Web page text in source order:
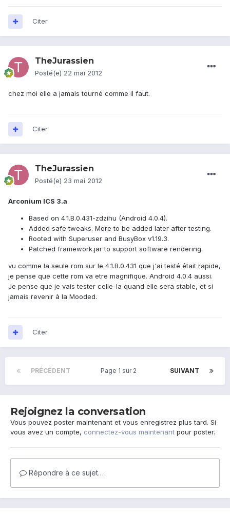
Citer
TheJurassien
Posté(e) 22 mai 2012
chez moi elle a jamais tourné comme il faut.
Citer
TheJurassien
Posté(e) 23 mai 2012
Arconium ICS 3.a
Based on 4.1.B.0.431-zdzihu (Android 4.0.4).
Added safe tweaks. More to be added later after testing.
Rooted with Superuser and BusyBox v1.19.3.
Patched framework.jar to support software rendering.
vu comme la seule rom sur le 4.1.B.0.431 que j'ai testé était rapide,
je pense que cette rom va etre magnifique. Android 4.0.4 aussi.
Je pense que je vais tester celle-la quand elle sera stable, et si
jamais revenir à la Mooded.
Citer
PRÉCÉDENT SUIVANT
Page 1 sur 2
Rejoignez la conversation
Vous pouvez poster maintenant et vous enregistrez plus tard. Si
vous avez un compte, connectez-vous maintenant pour poster.
Répondre à ce sujet…